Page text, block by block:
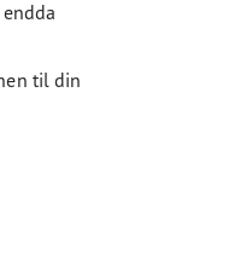
til din